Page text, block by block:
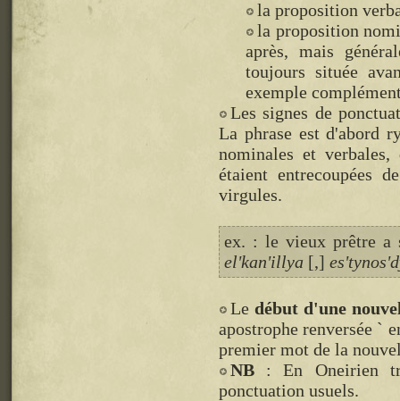
la proposition
la proposition
après, mais
toujours située
exemple
Les signes de
La phrase est d'abord
nominales et
étaient entrecoupées
virgules.
ex. : le vieux prêtre a
el'kan'illya [,]
Ledébut d'une
apostrophe renversée `
premier mot de la
NB : En Oneirien
ponctuation usuels.